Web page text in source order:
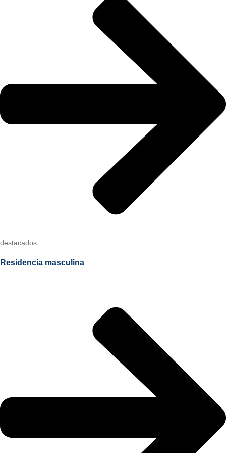
destacados
Residencia masculina